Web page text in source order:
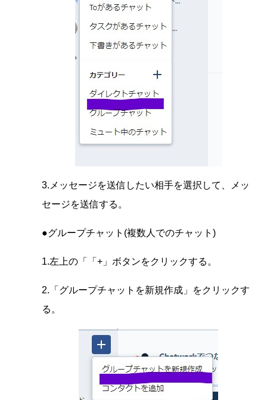
3.メッセージを送信したい相手を選択して、メッ
セージを送信する。
●グループチャット(複数人でのチャット)
1.左上の「「+」ボタンをクリックする。
2.「グループチャットを新規作成」をクリックす
る。